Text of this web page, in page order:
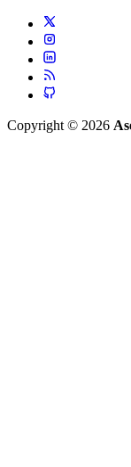
Copyright © 2026